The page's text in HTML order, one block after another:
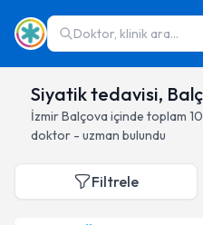
Doktor, klinik ara...
Siyatik tedavisi,
İzmirBalçova içinde toplam 10
doktor - uzman bulundu
Filtrele